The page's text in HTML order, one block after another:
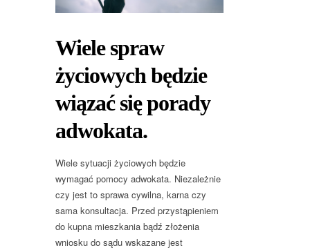
Wiele spraw
życiowych będzie
wiązać się porady
adwokata.
Wiele sytuacji życiowych będzie
wymagać pomocy adwokata. Niezależnie
czy jest to sprawa cywilna, karna czy
sama konsultacja. Przed przystąpieniem
do kupna mieszkania bądź złożenia
wniosku do sądu wskazane jest